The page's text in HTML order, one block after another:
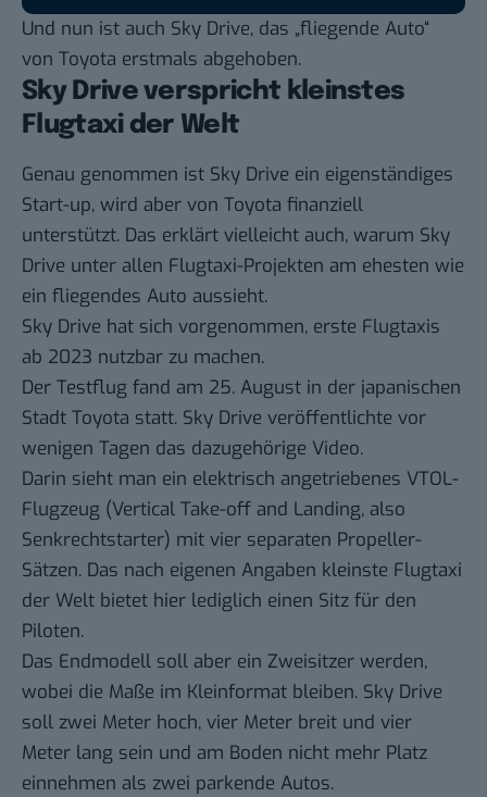
Und nun ist auch Sky Drive, das „fliegende Auto“
von Toyota erstmals abgehoben.
Sky Drive verspricht kleinstes
Flugtaxi der Welt
Genau genommen ist Sky Drive ein eigenständiges
Start-up, wird aber von Toyota finanziell
unterstützt. Das erklärt vielleicht auch, warum Sky
Drive unter allen Flugtaxi-Projekten am ehesten wie
ein fliegendes Auto aussieht.
Sky Drive hat sich vorgenommen, erste Flugtaxis
ab 2023 nutzbar zu machen.
Der Testflug fand am 25. August in der japanischen
Stadt Toyota statt. Sky Drive veröffentlichte vor
wenigen Tagen das dazugehörige Video.
Darin sieht man ein elektrisch angetriebenes VTOL-
Flugzeug (Vertical Take-off and Landing, also
Senkrechtstarter) mit vier separaten Propeller-
Sätzen. Das nach eigenen Angaben kleinste Flugtaxi
der Welt bietet hier lediglich einen Sitz für den
Piloten.
Das Endmodell soll aber ein Zweisitzer werden,
wobei die Maße im Kleinformat bleiben. Sky Drive
soll zwei Meter hoch, vier Meter breit und vier
Meter lang sein und am Boden nicht mehr Platz
einnehmen als zwei parkende Autos.